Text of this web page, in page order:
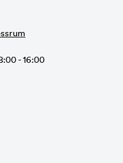
- 16:00